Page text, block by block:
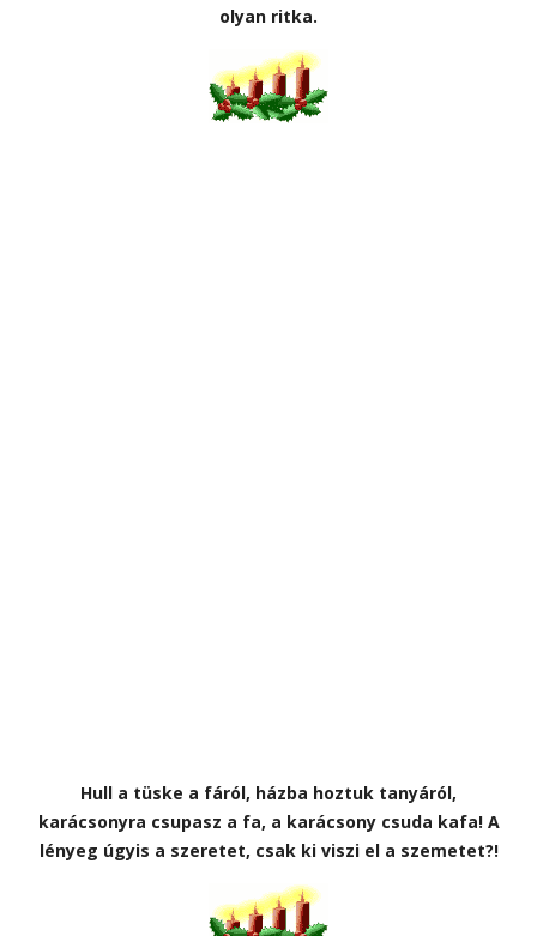
olyan ritka.
Hull a tüske a fáról, házba hoztuk tanyáról,
karácsonyra csupasz a fa, a karácsony csuda kafa! A
lényeg úgyis a szeretet, csak ki viszi el a szemetet?!